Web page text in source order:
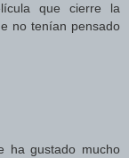
que cierre la
no tenían pensado
ha gustado mucho